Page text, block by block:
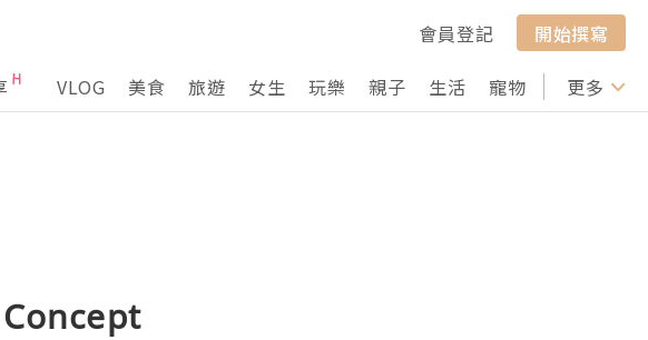
會員登記
開始撰寫
VLOG 美食 旅遊 女生 玩樂 親子 生活 寵物 行山 打卡
更多
Concept